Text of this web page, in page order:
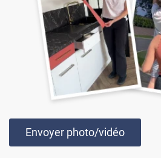
Envoyer photo/vidéo